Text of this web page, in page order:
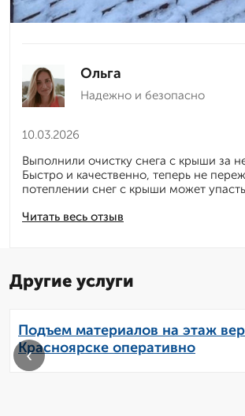
Ольга
Надежно и безопасно
10.03.2026
Читать весь отзыв
Выполнили очистку снега с крыши за
Быстро и качественно, теперь не
потеплении снег с крыши может
Другие услуги
Подъем материалов на этаж
Красноярске оперативно
‹